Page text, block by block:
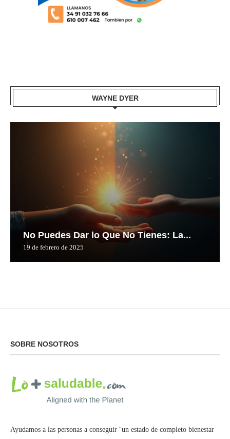
WAYNE DYER
No Puedes Dar lo Que No Tienes: La...
19 de febrero de 2025
SOBRE NOSOTROS
Ayudamos a las personas a conseguir ¨un estado de completo bienestar